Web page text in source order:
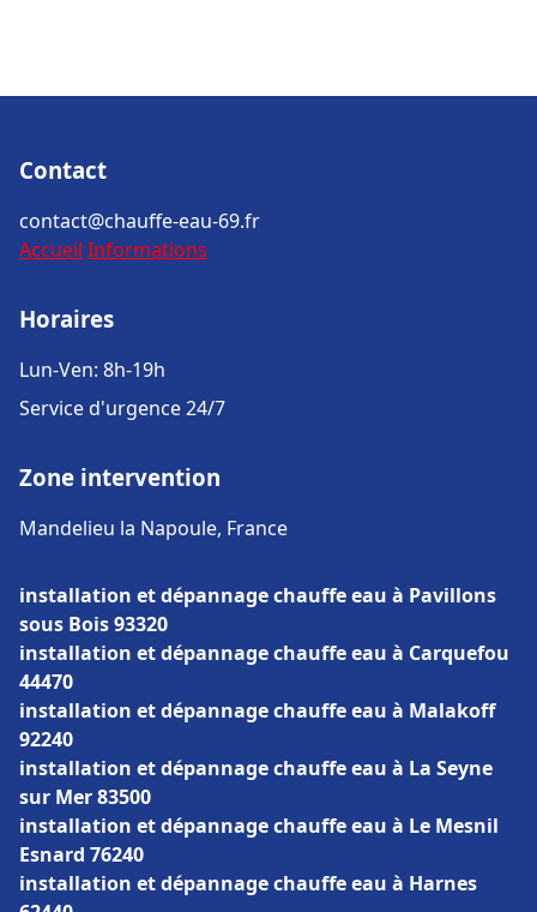
Contact
contact@chauffe-eau-69.fr
Accueil Informations
Horaires
Lun-Ven: 8h-19h
Service d'urgence 24/7
Zone intervention
Mandelieu la Napoule, France
installation et dépannage chauffe eau à Pavillons
sous Bois 93320
installation et dépannage chauffe eau à Carquefou
44470
installation et dépannage chauffe eau à Malakoff
92240
installation et dépannage chauffe eau à La Seyne
sur Mer 83500
installation et dépannage chauffe eau à Le Mesnil
Esnard 76240
installation et dépannage chauffe eau à Harnes